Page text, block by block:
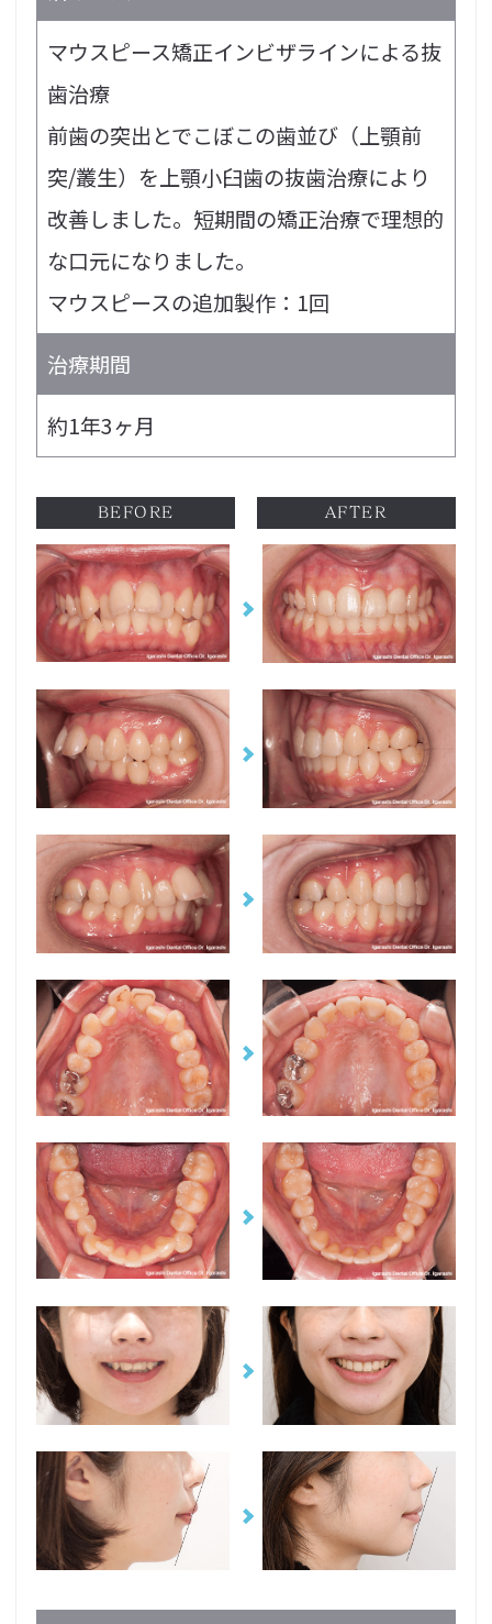
マウスピース矯正インビザラインによる抜
歯治療
前歯の突出とでこぼこの歯並び（上顎前
突/叢生）を上顎小臼歯の抜歯治療により
改善しました。短期間の矯正治療で理想的
な口元になりました。
マウスピースの追加製作：1回
治療期間
約1年3ヶ月
BEFORE AFTER